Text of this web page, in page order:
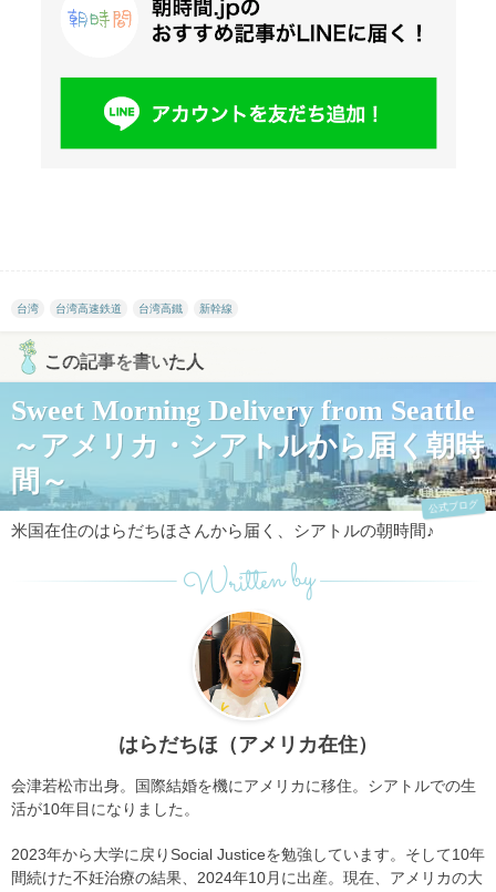
台湾 台湾高速鉄道 台湾高鐵 新幹線
この記事を書いた人
Sweet Morning Delivery from Seattle
～アメリカ・シアトルから届く朝時
間～
公式ブログ
米国在住のはらだちほさんから届く、シアトルの朝時間♪
Written by
はらだちほ（アメリカ在住）
会津若松市出身。国際結婚を機にアメリカに移住。シアトルでの生
活が10年目になりました。
2023年から大学に戻りSocial Justiceを勉強しています。そして10年
間続けた不妊治療の結果、2024年10月に出産。現在、アメリカの大